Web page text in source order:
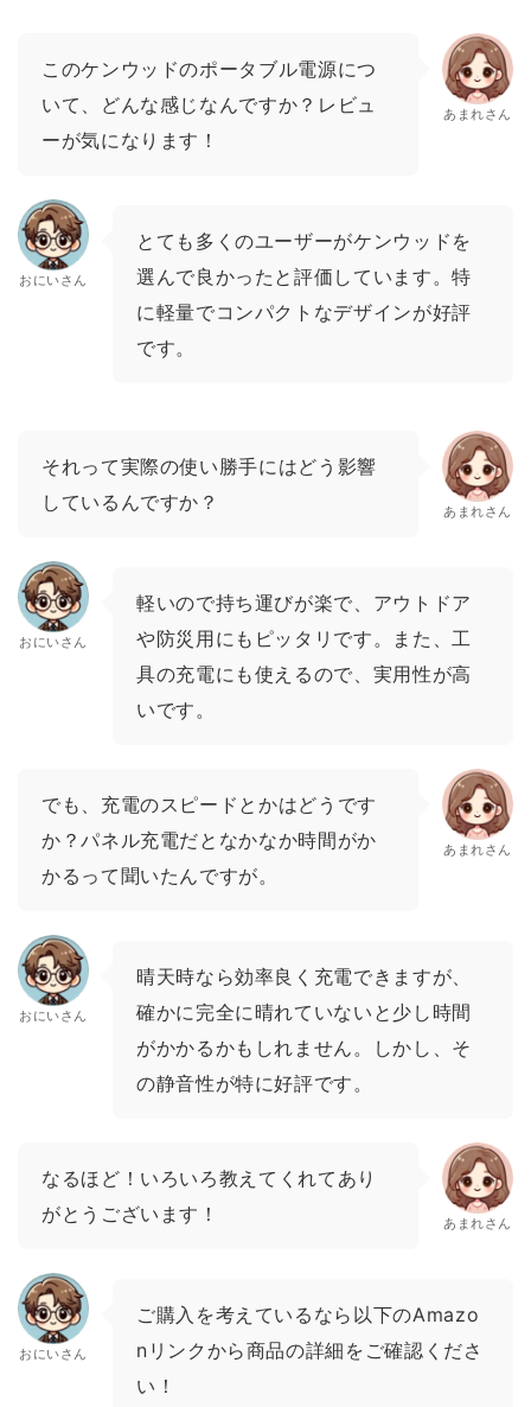
このケンウッドのポータブル電源につ
いて、どんな感じなんですか？レビュ
ーが気になります！
あまれさん
おにいさん
とても多くのユーザーがケンウッドを
選んで良かったと評価しています。特
に軽量でコンパクトなデザインが好評
です。
それって実際の使い勝手にはどう影響
しているんですか？
あまれさん
おにいさん
軽いので持ち運びが楽で、アウトドア
や防災用にもピッタリです。また、工
具の充電にも使えるので、実用性が高
いです。
でも、充電のスピードとかはどうです
か？パネル充電だとなかなか時間がか
かるって聞いたんですが。
あまれさん
おにいさん
晴天時なら効率良く充電できますが、
確かに完全に晴れていないと少し時間
がかかるかもしれません。しかし、そ
の静音性が特に好評です。
なるほど！いろいろ教えてくれてあり
がとうございます！
あまれさん
おにいさん
ご購入を考えているなら以下のAmazo
nリンクから商品の詳細をご確認くださ
い！